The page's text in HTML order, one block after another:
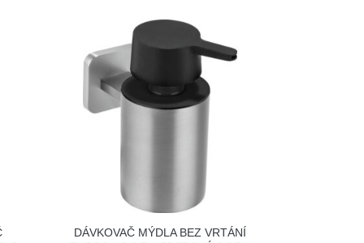
DÁVKOVAČ MÝDLA BEZ VRTÁNÍ